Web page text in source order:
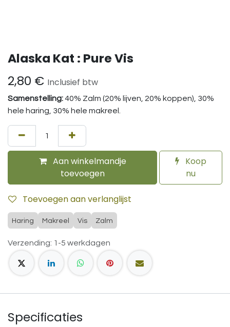
Alaska Kat : Pure Vis
2,80 € Inclusief btw
Samenstelling:40% Zalm (20% lijven, 20% koppen), 30%
hele haring, 30% hele makreel.
Aan winkelmandje
toevoegen
Koop
nu
Toevoegen aan verlanglijst
Haring Makreel Vis Zalm
Verzending: 1-5 werkdagen
Specificaties